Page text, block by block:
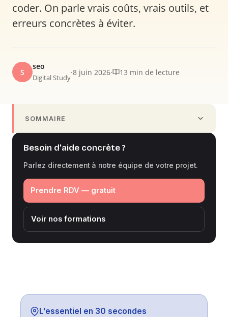
coder. On parle vrais coûts, vrais outils, et
erreurs concrètes à éviter.
S
seo
Digital Study
·8 juin 2026· 13 min de lecture
L’essentiel en 30 secondes
SOMMAIRE
Besoin d'aide concrète ?
Parlez directement à notre équipe de votre projet.
Prendre RDV — gratuit
Voir nos formations